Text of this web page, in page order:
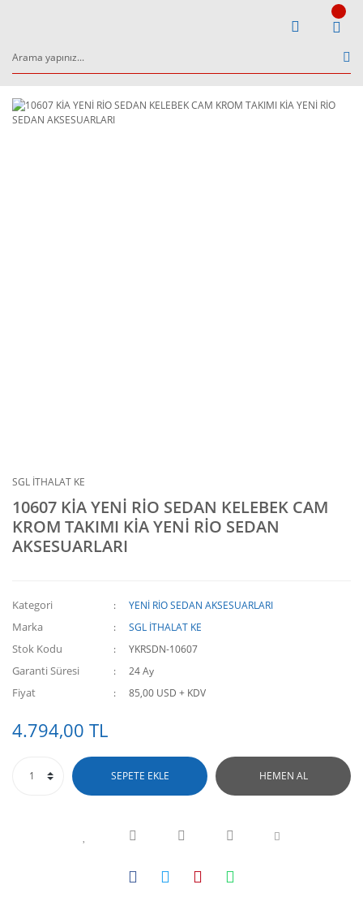
SGL İTHALAT KE
10607 KİA YENİ RİO SEDAN KELEBEK CAM
KROM TAKIMI KİA YENİ RİO SEDAN
AKSESUARLARI
Kategori YENİ RİO SEDAN AKSESUARLARI
Marka SGL İTHALAT KE
Stok Kodu YKRSDN-10607
Garanti Süresi 24 Ay
Fiyat 85,00 USD + KDV
4.794,00 TL
SEPETE EKLE HEMEN AL